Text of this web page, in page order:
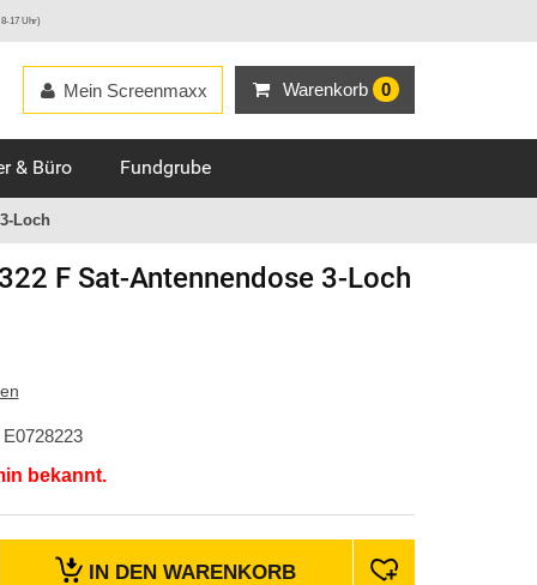
17 Uhr)
Warenkorb 0
Mein Screenmaxx
& Büro Fundgrube
Loch
F Sat-Antennendose 3-Loch
E0728223
bekannt.
IN DEN WARENKORB